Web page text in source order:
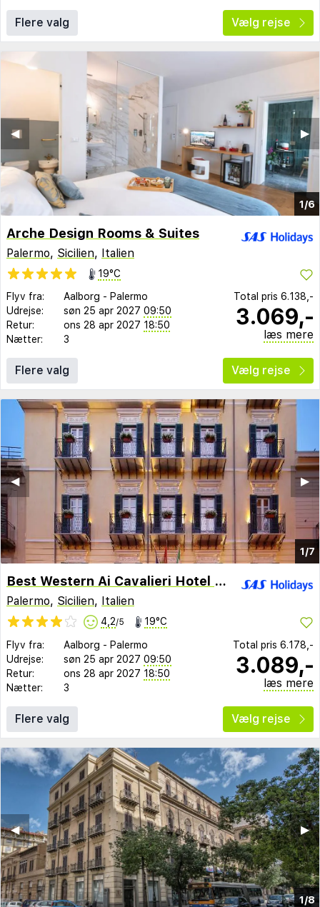
Flere valg Vælg rejse
1/6
▶︎
◀︎
Arche Design Rooms & Suites
Palermo, Sicilien, Italien
19°C
Flyv fra:
Aalborg - Palermo
Udrejse:
søn 25 apr 2027 09:50
Retur:
ons 28 apr 2027 18:50
Nætter:
3
Total pris 6.138,-
3.069,-
læs mere
Flere valg Vælg rejse
1/7
▶︎
◀︎
Best Western Ai Cavalieri Hotel Palermo
Palermo, Sicilien, Italien
4,2/5 19°C
Flyv fra: Aalborg - Palermo
Udrejse:
søn 25 apr 2027 09:50
Retur:
ons 28 apr 2027 18:50
Nætter:
3
Total pris 6.178,-
3.089,-
læs mere
Flere valg Vælg rejse
1/8
▶︎
◀︎